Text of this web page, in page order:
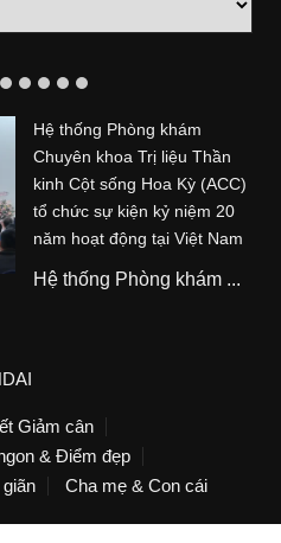
Hệ thống Phòng khám
Chuyên khoa Trị liệu Thần
kinh Cột sống Hoa Kỳ (ACC)
tổ chức sự kiện kỷ niệm 20
năm hoạt động tại Việt Nam
Hệ thống Phòng khám ...
Giảm cân
& Điểm đẹp
Cha mẹ & Con cái